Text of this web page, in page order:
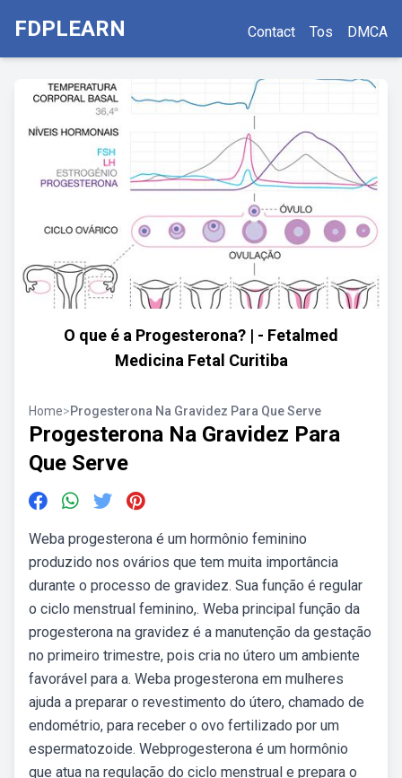
FDPLEARN Contact Tos DMCA
O que é a Progesterona? | - Fetalmed
Medicina Fetal Curitiba
Home>Progesterona Na Gravidez Para Que Serve
Progesterona Na Gravidez Para
Que Serve
Weba progesterona é um hormônio feminino
produzido nos ovários que tem muita importância
durante o processo de gravidez. Sua função é regular
o ciclo menstrual feminino,. Weba principal função da
progesterona na gravidez é a manutenção da gestação
no primeiro trimestre, pois cria no útero um ambiente
favorável para a. Weba progesterona em mulheres
ajuda a preparar o revestimento do útero, chamado de
endométrio, para receber o ovo fertilizado por um
espermatozoide. Webprogesterona é um hormônio
que atua na regulação do ciclo menstrual e prepara o